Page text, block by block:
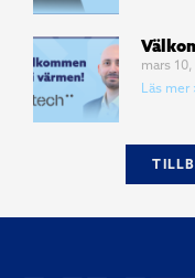
mars
Läs mer